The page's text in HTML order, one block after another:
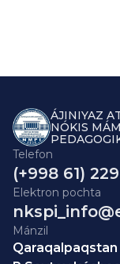
ÁJINIYAZ
NÓKIS
Telefon
(+998 61)
Elektron pochta
Mánzil
Qaraqalpaqstan